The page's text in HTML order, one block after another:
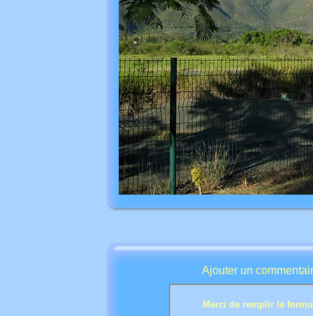
Ajouter un
Merci de remplir le